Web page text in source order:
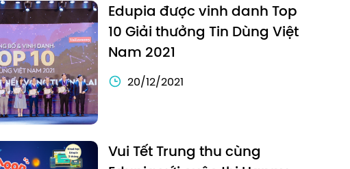
Edupia được vinh danh Top
10 Giải thưởng Tin Dùng Việt
Nam 2021
20/12/2021
Vui Tết Trung thu cùng